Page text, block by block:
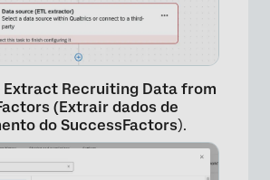
Extract Recruiting Data from
(Extrair dados de
do SuccessFactors).